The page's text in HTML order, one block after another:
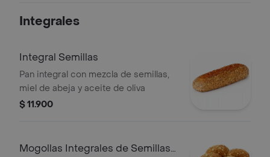
Integrales
Integral Semillas
Pan integral con mezcla de semillas,
miel de abeja y aceite de oliva
$ 11.900
Mogollas Integrales de Semillas